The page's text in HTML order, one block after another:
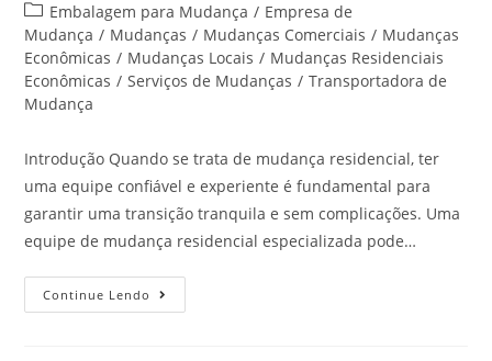
Embalagem para Mudança / Empresa de
Mudança / Mudanças / Mudanças Comerciais / Mudanças
Econômicas / Mudanças Locais / Mudanças Residenciais
Econômicas / Serviços de Mudanças / Transportadora de
Mudança
Introdução Quando se trata de mudança residencial, ter
uma equipe confiável e experiente é fundamental para
garantir uma transição tranquila e sem complicações. Uma
equipe de mudança residencial especializada pode…
Continue Lendo